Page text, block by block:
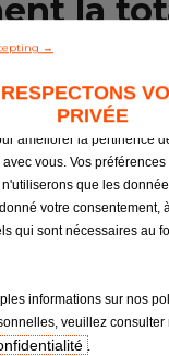
piècesla
un élément
elle s’use et perd
années. Son
afin de
optimal de tous
essuie-
de bord,
→
PRIVÉE
cookies pour vous
améliorer la pertinence
vous. Vos
que les
votre consentement,
qui sont nécessaires au
informations sur nos
veuillez consulter
.